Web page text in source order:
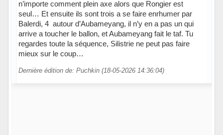
n’importe comment plein axe alors que Rongier est
seul… Et ensuite ils sont trois a se faire enrhumer par
Balerdi, 4 autour d’Aubameyang, il n’y en a pas un qui
arrive a toucher le ballon, et Aubameyang fait le taf. Tu
regardes toute la séquence, Silistrie ne peut pas faire
mieux sur le coup…
Dernière édition de: Puchkin (18-05-2026 14:36:04)